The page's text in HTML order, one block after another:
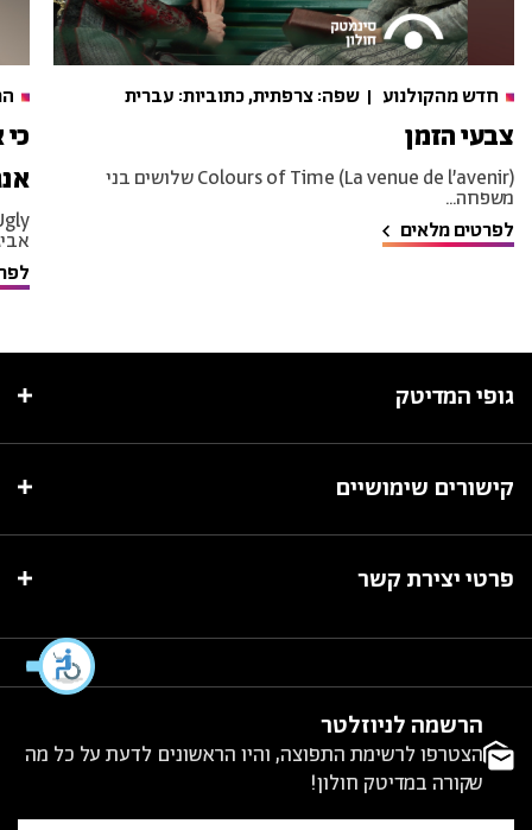
חדש מהקולנוע שפה: צרפתית, כתוביות: עברית
צבעי הזמן
Colours of Time (La venue de l’avenir) שלושים בני
משפחה...
לפרטים מלאים
גופי המדיטק
קישורים שימושיים
פרטי יצירת קשר
הרשמה לניוזלטר
הצטרפו לרשימת התפוצה, והיו הראשונים לדעת על כל מה
שקורה במדיטק חולון!